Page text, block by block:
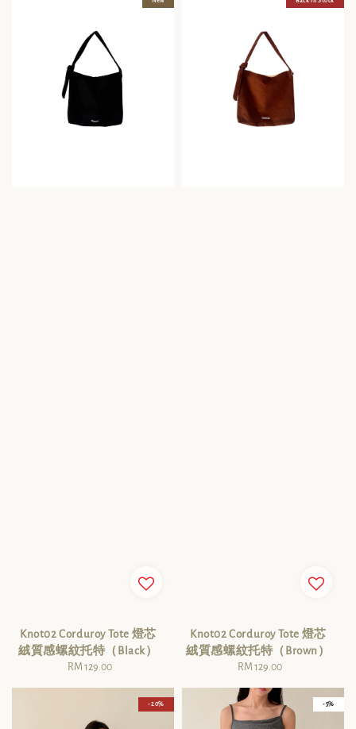
Knot02 Corduroy Tote 燈芯
絨質感螺紋托特（Black）
Regular
RM 129.00
Knot02 Corduroy Tote 燈芯
絨質感螺紋托特（Brown）
Regular
RM 129.00
- 20% - 5%